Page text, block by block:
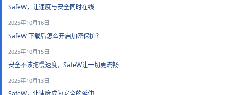
SafeW，让速度与安全同时在线
2025年10月16日
SafeW 下载后怎么开启加密保护？
2025年10月15日
安全不该拖慢速度，SafeW让一切更流畅
2025年10月13日